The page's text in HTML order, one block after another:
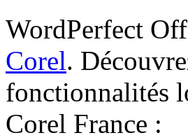
WordPerfect
Corel.
fonctionnalités
Corel France :